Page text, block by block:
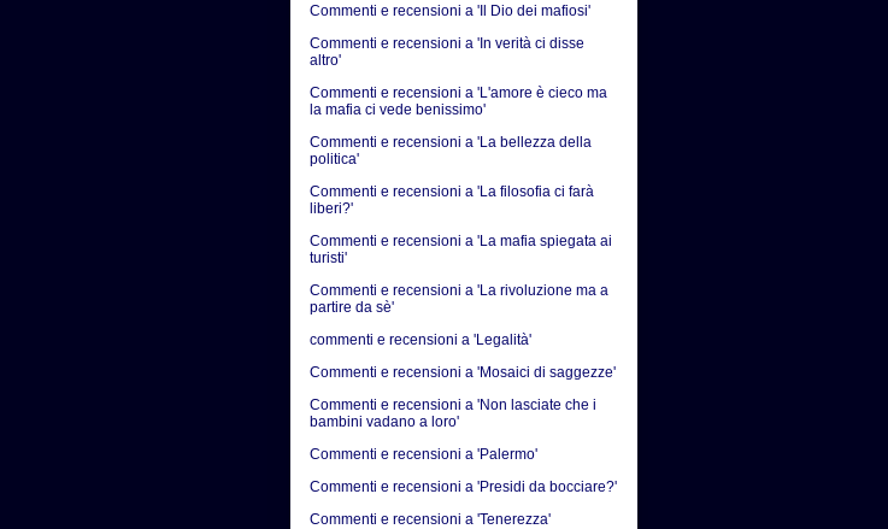
Commenti e recensioni a 'Il Dio dei mafiosi'
Commenti e recensioni a 'In verità ci disse
altro'
Commenti e recensioni a 'L'amore è cieco ma
la mafia ci vede benissimo'
Commenti e recensioni a 'La bellezza della
politica'
Commenti e recensioni a 'La filosofia ci farà
liberi?'
Commenti e recensioni a 'La mafia spiegata ai
turisti'
Commenti e recensioni a 'La rivoluzione ma a
partire da sè'
commenti e recensioni a 'Legalità'
Commenti e recensioni a 'Mosaici di saggezze'
Commenti e recensioni a 'Non lasciate che i
bambini vadano a loro'
Commenti e recensioni a 'Palermo'
Commenti e recensioni a 'Presidi da bocciare?'
Commenti e recensioni a 'Tenerezza'